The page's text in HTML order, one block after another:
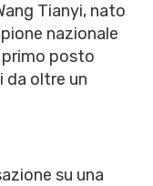
Tianyi, nato
nazionale
primo posto
da oltre un
su una